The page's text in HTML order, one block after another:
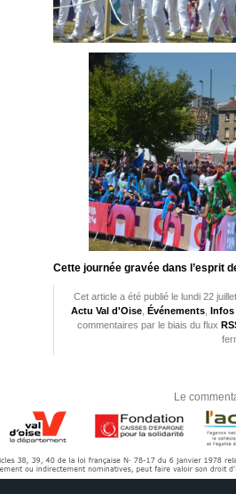
Cette journée gravée dans l’esprit
Cet article a été publié le lundi 22
Actu Val d'Oise, Événements,
commentaires par le biais du flux
Le